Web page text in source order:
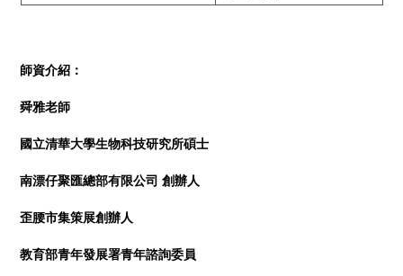
師資介紹：
舜雅老師
國立清華大學生物科技研究所碩士
南漂仔聚匯總部有限公司 創辦人
歪腰市集策展創辦人
教育部青年發展署青年諮詢委員